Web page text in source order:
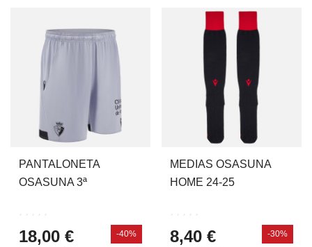
PANTALONETA
OSASUNA 3ª
18,00 € -40%
MEDIAS OSASUNA
HOME 24-25
8,40 € -30%